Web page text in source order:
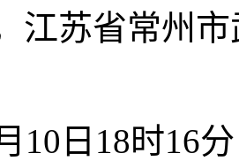
江苏省常州
10日18时16